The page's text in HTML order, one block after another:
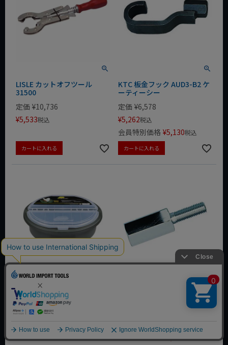
LISLE カットオフツール
31500
定価 ¥10,736
¥5,533税込
カートに入れる
KTC 板金フック AUD3-B2 ケ
ーティーシー
定価 ¥6,578
¥5,262税込
会員特別価格 ¥5,130税込
カートに入れる
PLANO バケットリッドスト
レージ 725001
動画あり
4,620 税込
KTC ねじサイズ変換アダプタ
AUD4-2225 ケーティーシー
会員特別価格 ¥4,272税込